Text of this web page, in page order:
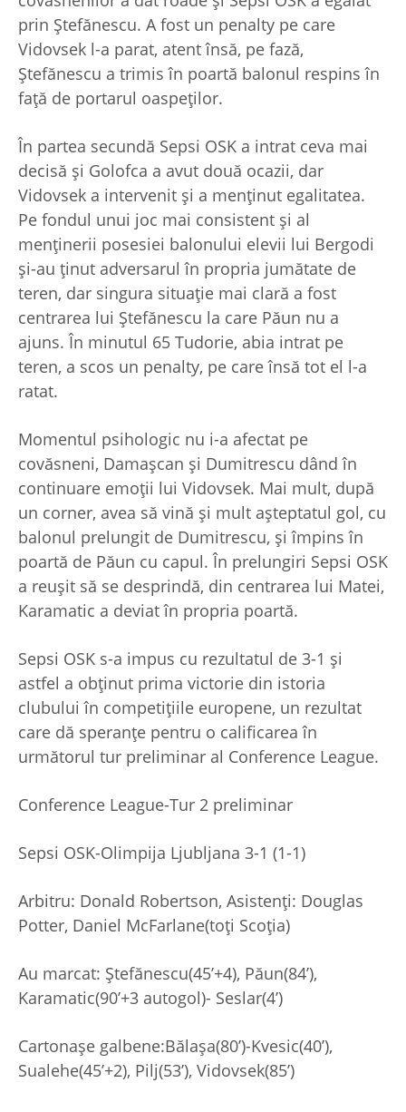
prin Ștefănescu. A fost un penalty pe care
Vidovsek l-a parat, atent însă, pe fază,
Ștefănescu a trimis în poartă balonul respins în
față de portarul oaspeților.
În partea secundă Sepsi OSK a intrat ceva mai
decisă și Golofca a avut două ocazii, dar
Vidovsek a intervenit și a menținut egalitatea.
Pe fondul unui joc mai consistent și al
menținerii posesiei balonului elevii lui Bergodi
și-au ținut adversarul în propria jumătate de
teren, dar singura situație mai clară a fost
centrarea lui Ștefănescu la care Păun nu a
ajuns. În minutul 65 Tudorie, abia intrat pe
teren, a scos un penalty, pe care însă tot el l-a
ratat.
Momentul psihologic nu i-a afectat pe
covăsneni, Damașcan și Dumitrescu dând în
continuare emoții lui Vidovsek. Mai mult, după
un corner, avea să vină și mult așteptatul gol, cu
balonul prelungit de Dumitrescu, și împins în
poartă de Păun cu capul. În prelungiri Sepsi OSK
a reușit să se desprindă, din centrarea lui Matei,
Karamatic a deviat în propria poartă.
Sepsi OSK s-a impus cu rezultatul de 3-1 și
astfel a obținut prima victorie din istoria
clubului în competițiile europene, un rezultat
care dă speranțe pentru o calificarea în
următorul tur preliminar al Conference League.
Conference League-Tur 2 preliminar
Sepsi OSK-Olimpija Ljubljana 3-1 (1-1)
Arbitru: Donald Robertson, Asistenți: Douglas
Potter, Daniel McFarlane(toți Scoția)
Au marcat: Ștefănescu(45’+4), Păun(84’),
Karamatic(90’+3 autogol)- Seslar(4’)
Cartonașe galbene:Bălașa(80’)-Kvesic(40’),
Sualehe(45’+2), Pilj(53’), Vidovsek(85’)